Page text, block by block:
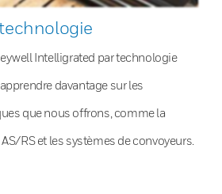
Intelligrated par technologie
davantage sur les
que nous offrons, comme la
RS et les systèmes de convoyeurs.